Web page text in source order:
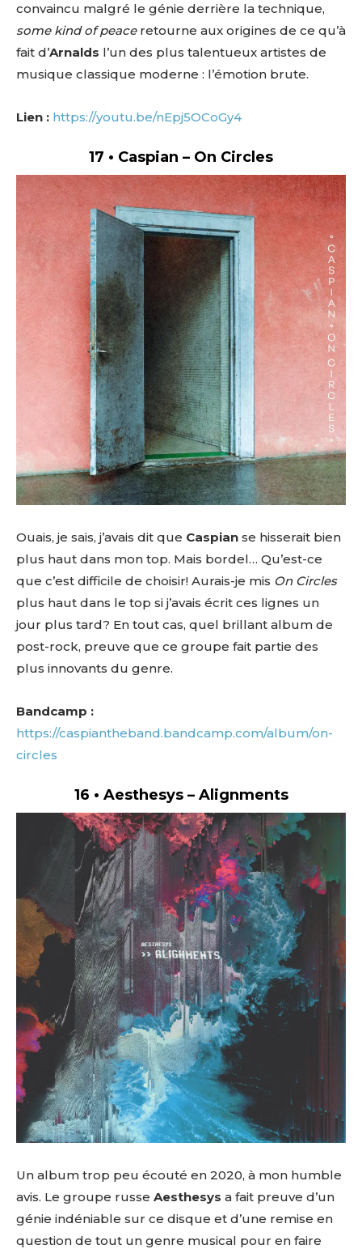
convaincu malgré le génie derrière la technique,
some kind of peaceretourne aux origines de ce qu’à
fait d’Arnalds l’un des plus talentueux artistes de
musique classique moderne : l’émotion brute.
Lien : https://youtu.be/nEpj5OCoGy4
17 • Caspian – On Circles
Ouais, je sais, j’avais dit que Caspian se hisserait bien
plus haut dans mon top. Mais bordel… Qu’est-ce
que c’est difficile de choisir! Aurais-je mis On Circles
plus haut dans le top si j’avais écrit ces lignes un
jour plus tard? En tout cas, quel brillant album de
post-rock, preuve que ce groupe fait partie des
plus innovants du genre.
Bandcamp :
https://caspiantheband.bandcamp.com/album/on-
circles
16 • Aesthesys – Alignments
Un album trop peu écouté en 2020, à mon humble
avis. Le groupe russe Aesthesys a fait preuve d’un
génie indéniable sur ce disque et d’une remise en
question de tout un genre musical pour en faire